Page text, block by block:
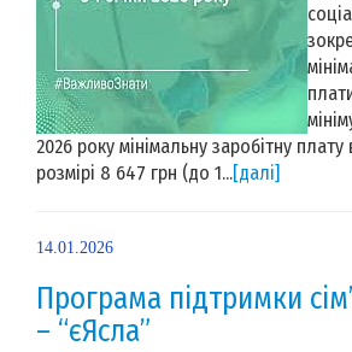
2026 року мінімальну заробітну
розмірі 8 647 грн (до 1...[далі]
14.01.2026
Програма підтримки
– “єЯсла”